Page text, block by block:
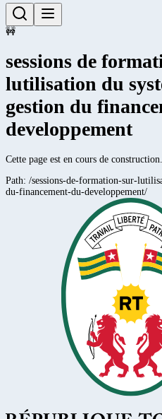
🚧
sessions de
lutilisation du
gestion du
developpement
Cette page est en cours de
Path: /sessions-de-formation-sur-
du-financement-du-developpement/